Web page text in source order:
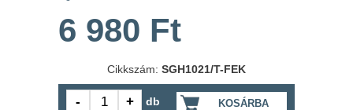
6 980 Ft
Cikkszám: SGH1021/T-FEK
KOSÁRBA
db